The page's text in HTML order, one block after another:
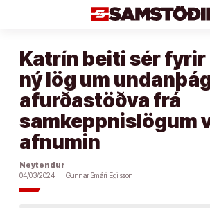
Katrín beiti sér fyrir
ný lög um
afurðastöðva frá
samkeppnislögum
afnumin
Neytendur
04/03/2024
Gunnar Smári Egilsson